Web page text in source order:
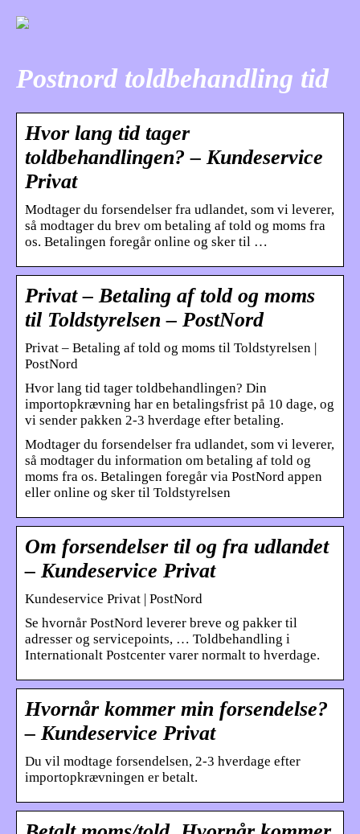
Postnord toldbehandling tid
Hvor lang tid tager
toldbehandlingen? – Kundeservice
Privat
Modtager du forsendelser fra udlandet, som vi leverer,
så modtager du brev om betaling af told og moms fra
os. Betalingen foregår online og sker til …
Privat – Betaling af told og moms
til Toldstyrelsen – PostNord
Privat – Betaling af told og moms til Toldstyrelsen |
PostNord
Hvor lang tid tager toldbehandlingen? Din
importopkrævning har en betalingsfrist på 10 dage, og
vi sender pakken 2-3 hverdage efter betaling.
Modtager du forsendelser fra udlandet, som vi leverer,
så modtager du information om betaling af told og
moms fra os. Betalingen foregår via PostNord appen
eller online og sker til Toldstyrelsen
Om forsendelser til og fra udlandet
– Kundeservice Privat
Kundeservice Privat | PostNord
Se hvornår PostNord leverer breve og pakker til
adresser og servicepoints, … Toldbehandling i
Internationalt Postcenter varer normalt to hverdage.
Hvornår kommer min forsendelse?
– Kundeservice Privat
Du vil modtage forsendelsen, 2-3 hverdage efter
importopkrævningen er betalt.